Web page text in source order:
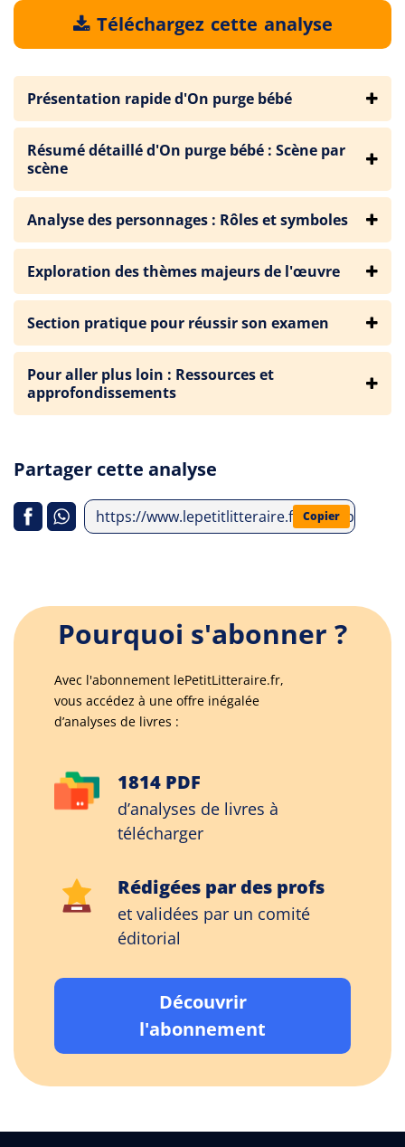
Téléchargez cette analyse
Présentation rapide d'On purge bébé
Résumé détaillé d'On purge bébé : Scène par
scène
Analyse des personnages : Rôles et symboles
Exploration des thèmes majeurs de l'œuvre
Section pratique pour réussir son examen
Pour aller plus loin : Ressources et
approfondissements
Partager cette analyse
https://www.lepetitlitteraire.fr/index.php/
Copier
Pourquoi s'abonner ?
Avec l'abonnement lePetitLitteraire.fr,
vous accédez à une offre inégalée
d’analyses de livres :
1814 PDF
d’analyses de livres à
télécharger
Rédigées par des profs
et validées par un comité
éditorial
Découvrir
l'abonnement